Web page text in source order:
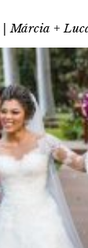
| Márcia +